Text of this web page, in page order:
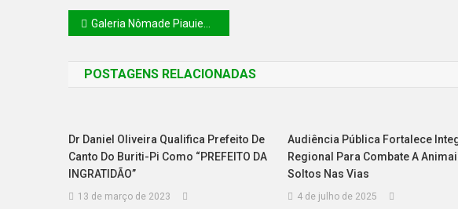
Galeria Nômade Piauiense arrecada mais de R$ 10 mil em vendas e celebra sucesso da primeira edição
POSTAGENS RELACIONADAS
Dr Daniel Oliveira Qualifica Prefeito De
Canto Do Buriti-Pi Como “PREFEITO DA
INGRATIDÃO”
13 de março de 2023
Audiência Pública Fortalece
Regional Para Combate A
Soltos Nas Vias
4 de julho de 2025